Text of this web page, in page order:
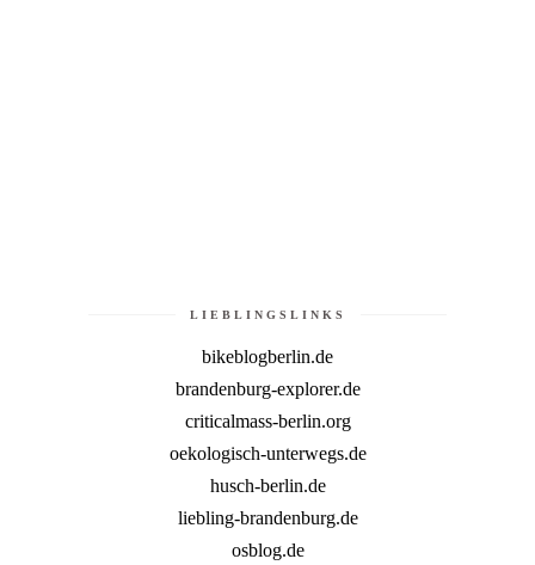
LIEBLINGSLINKS
bikeblogberlin.de
brandenburg-explorer.de
criticalmass-berlin.org
oekologisch-unterwegs.de
husch-berlin.de
liebling-brandenburg.de
osblog.de